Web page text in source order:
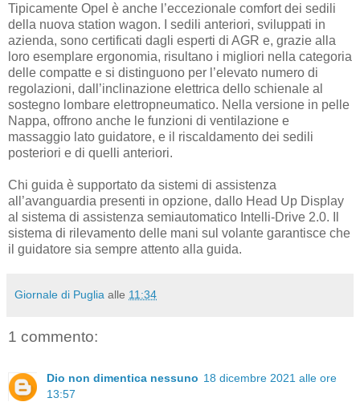
Tipicamente Opel è anche l’eccezionale comfort dei sedili
della nuova station wagon. I sedili anteriori, sviluppati in
azienda, sono certificati dagli esperti di AGR e, grazie alla
loro esemplare ergonomia, risultano i migliori nella categoria
delle compatte e si distinguono per l’elevato numero di
regolazioni, dall’inclinazione elettrica dello schienale al
sostegno lombare elettropneumatico. Nella versione in pelle
Nappa, offrono anche le funzioni di ventilazione e
massaggio lato guidatore, e il riscaldamento dei sedili
posteriori e di quelli anteriori.
Chi guida è supportato da sistemi di assistenza
all’avanguardia presenti in opzione, dallo Head Up Display
al sistema di assistenza semiautomatico Intelli-Drive 2.0. Il
sistema di rilevamento delle mani sul volante garantisce che
il guidatore sia sempre attento alla guida.
Giornale di Puglia alle 11:34
1 commento:
Dio non dimentica nessuno 18 dicembre 2021 alle ore
13:57